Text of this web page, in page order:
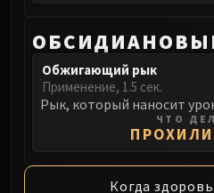
Обжигающий рык
Применение, 1.5 сек.
Рык, который наносит
ЧТО
Когда